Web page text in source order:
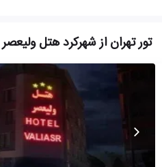
تور تهران از شهرکرد هتل ولیعصر